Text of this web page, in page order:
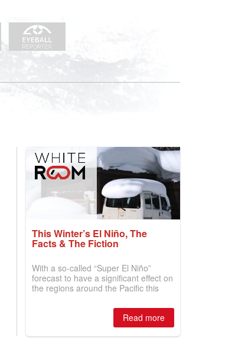
This Winter’s El Niño, The
Facts & The Fiction
With a so-called “Super El Niño”
forecast to have a significant effect on
the regions around the Pacific this
is simple: book now or wait, and
where are the best odds?Read more